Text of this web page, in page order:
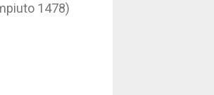
1478)